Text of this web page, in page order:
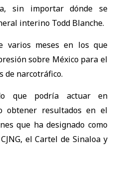
sin importar dónde se
interino Todd Blanche.
varios meses en los que
sobre México para el
de narcotráfico.
que podría actuar en
obtener resultados en el
que ha designado como
el Cartel de Sinaloa y